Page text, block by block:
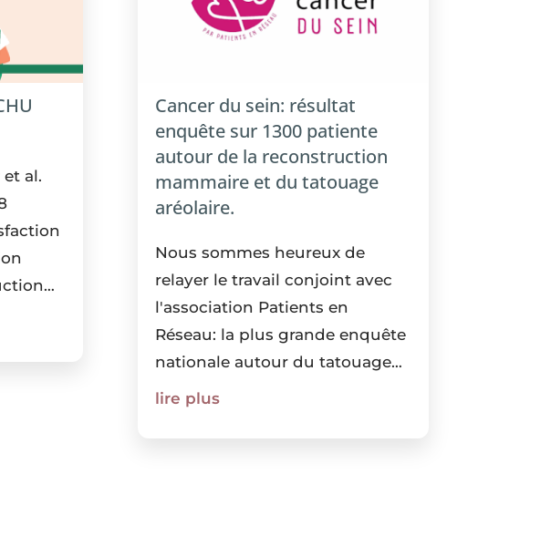
al.
Cancer du sein: résultat
enquête sur 1300 patiente
autour de la reconstruction
mammaire et du tatouage
aréolaire.
Nous sommes heureux de
relayer le travail conjoint avec
l'association Patients en
Réseau: la plus grande enquête
nationale autour du tatouage
de la PAM....
lire plus